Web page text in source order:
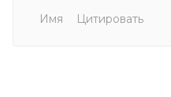
Имя
Цитировать